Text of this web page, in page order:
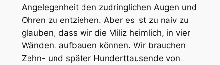
Angelegenheit den zudringlichen Augen und
Ohren zu entziehen. Aber es ist zu naiv zu
glauben, dass wir die Miliz heimlich, in vier
Wänden, aufbauen können. Wir brauchen
Zehn- und später Hunderttausende von